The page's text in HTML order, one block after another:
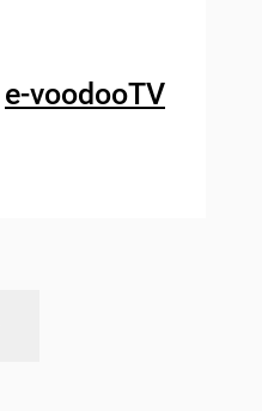
e-voodooTV